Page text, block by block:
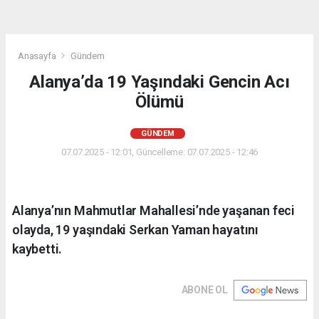
Anasayfa Gündem
Alanya’da 19 Yaşındaki Gencin Acı
Ölümü
GÜNDEM
07.07.2025 - 12:01, Güncelleme: 07.07.2025 - 12:46
Alanya’nın Mahmutlar Mahallesi’nde yaşanan feci
olayda, 19 yaşındaki Serkan Yaman hayatını
kaybetti.
ABONE OL